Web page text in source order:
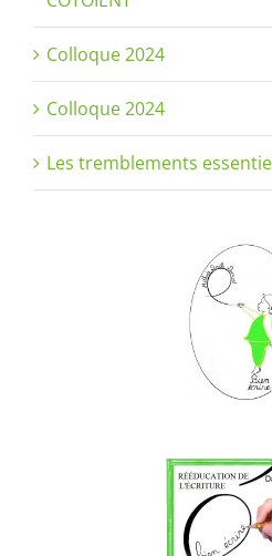
Colloque 2024
Colloque 2024
Les tremblements